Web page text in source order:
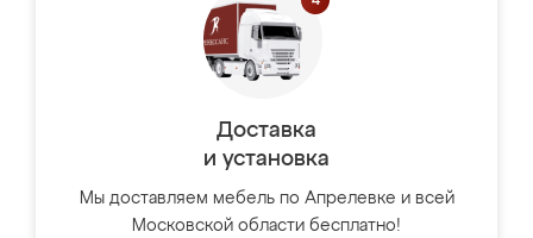
Доставка
и установка
Мы доставляем мебель по Апрелевке и всей
Московской области бесплатно!